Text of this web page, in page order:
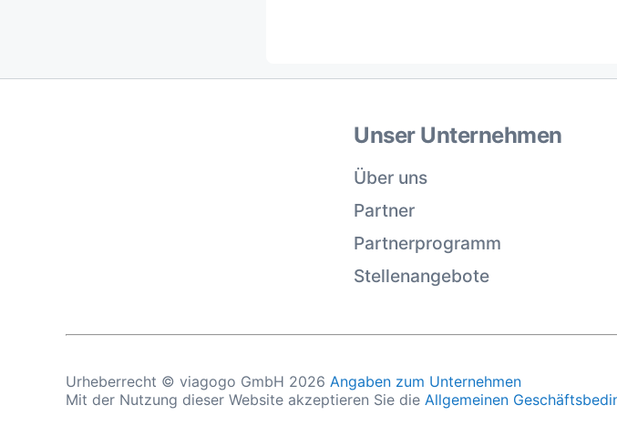
Unser Unternehmen
Über uns
Partner
Partnerprogramm
Stellenangebote
Urheberrecht © viagogo GmbH 2026 Angaben zum Unternehmen
Mit der Nutzung dieser Website akzeptieren Sie die Allgemeinen